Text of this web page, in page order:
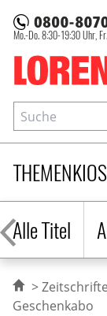
Lorenz
Mo.-Do. 8:30-19:30 Uhr,
Alle Titel
A
Suche
Geschenkabo